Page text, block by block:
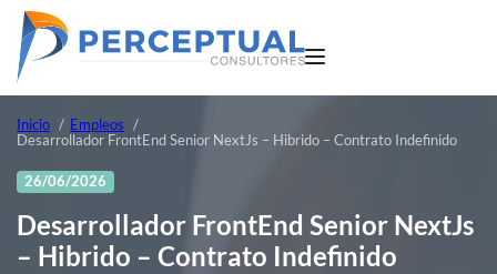
Inicio
Empleos
Desarrollador FrontEnd Senior NextJs – Hibrido – Contrato Indefinido
26/06/2026
Desarrollador FrontEnd Senior NextJs
– Hibrido – Contrato Indefinido